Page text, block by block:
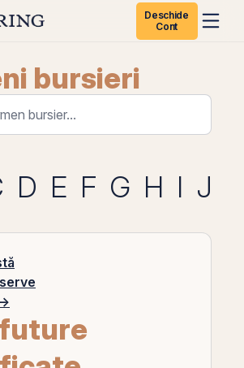
Deschide
Cont
bursieri
D E F G H I J
→